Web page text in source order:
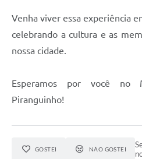
Venha viver essa experiência
celebrando a cultura e as
nossa cidade.
Esperamos por você no
Piranguinho!
GOSTEI NÃO GOSTEI